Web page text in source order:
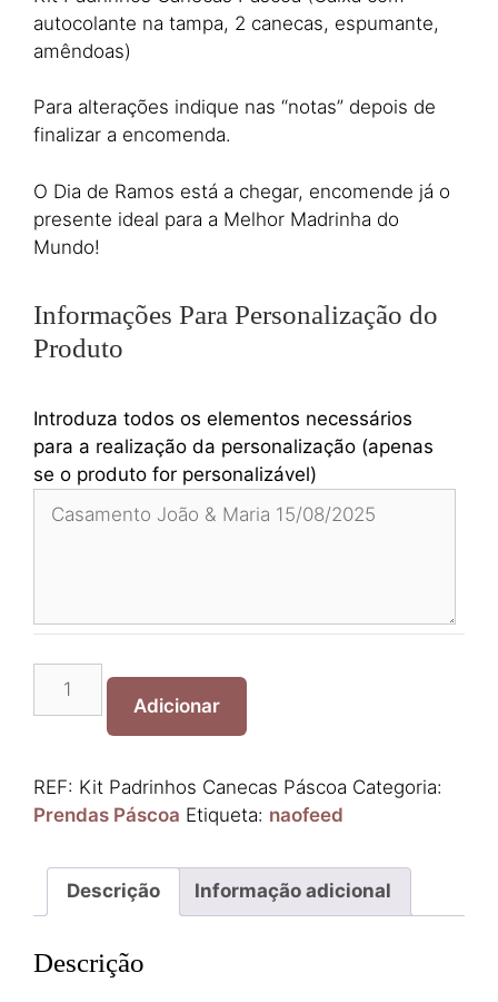
autocolante na tampa, 2 canecas, espumante,
amêndoas)
Para alterações indique nas “notas” depois de
finalizar a encomenda.
O Dia de Ramos está a chegar, encomende já o
presente ideal para a Melhor Madrinha do
Mundo!
Informações Para Personalização do
Produto
Introduza todos os elementos necessários
para a realização da personalização (apenas
se o produto for personalizável)
Quantidade
Canecas
Páscoa
Adicionar
REF: Kit Padrinhos Canecas Páscoa Categoria:
Prendas Páscoa Etiqueta: naofeed
Descrição Informação adicional
Descrição